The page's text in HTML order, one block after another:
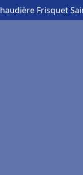
Frisquet